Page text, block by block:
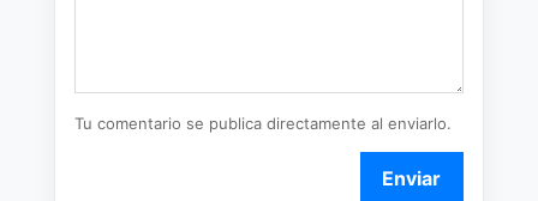
Tu comentario se publica directamente al enviarlo.
Enviar